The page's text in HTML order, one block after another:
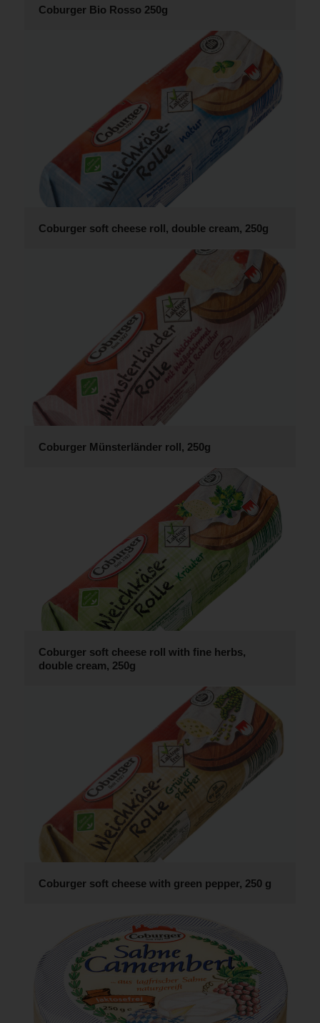
Coburger Bio Rosso 250g
Coburger soft cheese roll, double cream, 250g
Coburger Münsterländer roll, 250g
Coburger soft cheese roll with fine herbs,
double cream, 250g
Coburger soft cheese with green pepper, 250 g